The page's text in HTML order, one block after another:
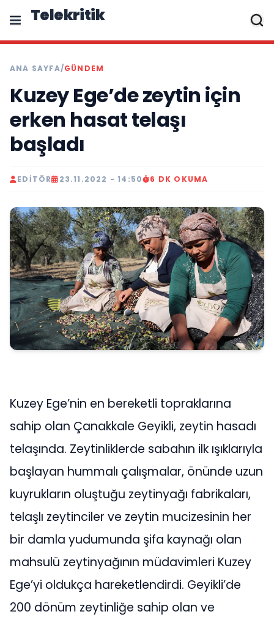
Telekritik
ANA SAYFA/GÜNDEM
Kuzey Ege’de zeytin için
erken hasat telaşı
başladı
EDITÖR 23.11.2022 - 14:50 6 DK OKUMA
Kuzey Ege’nin en bereketli topraklarına
sahip olan Çanakkale Geyikli, zeytin hasadı
telaşında. Zeytinliklerde sabahın ilk ışıklarıyla
başlayan hummalı çalışmalar, önünde uzun
kuyrukların oluştuğu zeytinyağı fabrikaları,
telaşlı zeytinciler ve zeytin mucizesinin her
bir damla yudumunda şifa kaynağı olan
mahsulü zeytinyağının müdavimleri Kuzey
Ege’yi oldukça hareketlendirdi. Geyikli’de
200 dönüm zeytinliğe sahip olan ve